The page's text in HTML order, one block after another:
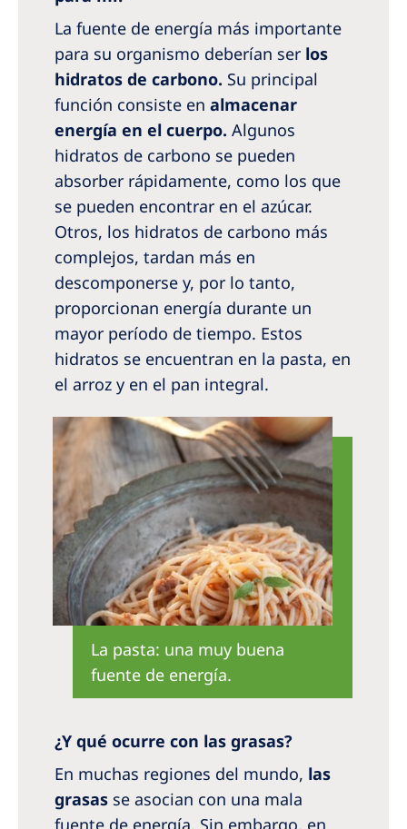
La pasta: una muy buena
fuente de energía.
La fuente de energía más importante
para su organismo deberían ser los
hidratos de carbono. Su principal
función consiste en almacenar
energía en el cuerpo. Algunos
hidratos de carbono se pueden
absorber rápidamente, como los que
se pueden encontrar en el azúcar.
Otros, los hidratos de carbono más
complejos, tardan más en
descomponerse y, por lo tanto,
proporcionan energía durante un
mayor período de tiempo. Estos
hidratos se encuentran en la pasta, en
el arroz y en el pan integral.
¿Y qué ocurre con las grasas?
En muchas regiones del mundo, las
grasas se asocian con una mala